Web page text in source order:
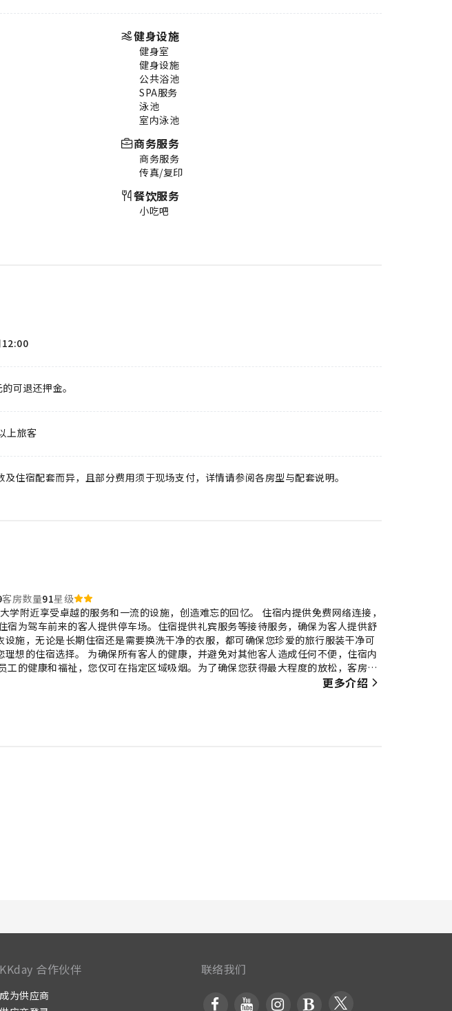
健身设施
健身室
健身设施
公共浴池
SPA服务
泳池
室内泳池
商务服务
商务服务
传真/复印
餐饮服务
小吃吧
12:00
可退还押金。
上旅客
住宿配套而异，且部分费用须于现场支付，详情请参阅各房型与配套说明。
客房数量91星级
学附近享受卓越的服务和一流的设施，创造难忘的回忆。 住宿内提供免费网络连接，
宿为驾车前来的客人提供停车场。住宿提供礼宾服务等接待服务，确保为客人提供舒
施，无论是长期住宿还是需要换洗干净的衣服，都可确保您珍爱的旅行服装干净可
想的住宿选择。 为确保所有客人的健康，并避免对其他客人造成任何不便，住宿内
工的健康和福祉，您仅可在指定区域吸烟。为了确保您获得最大程度的放松，客房采
本必需品，为您营造愉快的入住体验。 为了确保您享受愉快的入住体验，部分客房提
更多介绍
KKday 合作伙伴
成为供应商
联络我们